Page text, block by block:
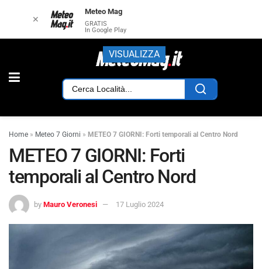
Home » Meteo 7 Giorni » METEO 7 GIORNI: Forti temporali al Centro Nord
METEO 7 GIORNI: Forti
temporali al Centro Nord
by Mauro Veronesi 17 Luglio 2024
✕
Meteo Mag
GRATIS
In Google Play
VISUALIZZA